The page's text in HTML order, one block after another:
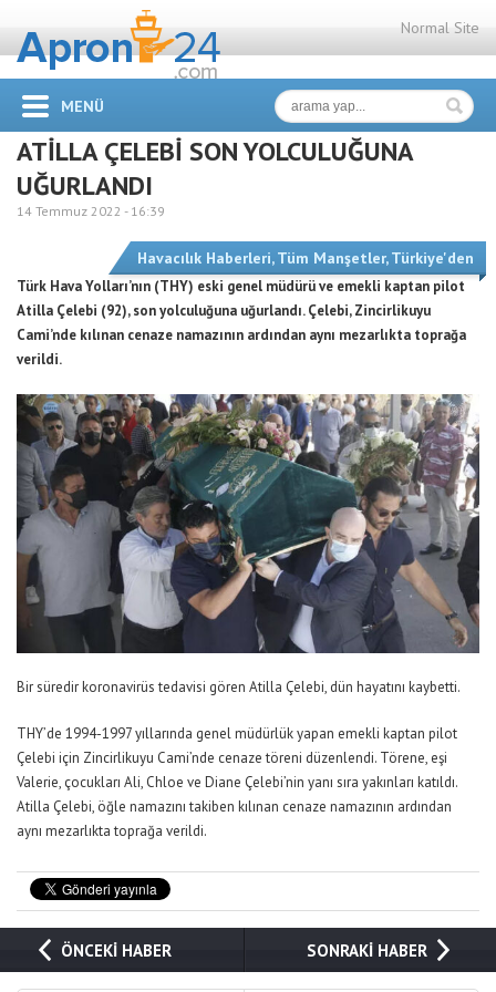
Normal Site
MENÜ
ATİLLA ÇELEBİ SON YOLCULUĞUNA
UĞURLANDI
14 Temmuz 2022 - 16:39
Havacılık Haberleri,Tüm Manşetler,Türkiye'den
Türk Hava Yolları’nın (THY) eski genel müdürü ve emekli kaptan pilot
Atilla Çelebi (92), son yolculuğuna uğurlandı. Çelebi, Zincirlikuyu
Cami’nde kılınan cenaze namazının ardından aynı mezarlıkta toprağa
verildi.
Bir süredir koronavirüs tedavisi gören Atilla Çelebi, dün hayatını kaybetti.
THY’de 1994-1997 yıllarında genel müdürlük yapan emekli kaptan pilot
Çelebi için Zincirlikuyu Cami’nde cenaze töreni düzenlendi. Törene, eşi
Valerie, çocukları Ali, Chloe ve Diane Çelebi’nin yanı sıra yakınları katıldı.
Atilla Çelebi, öğle namazını takiben kılınan cenaze namazının ardından
aynı mezarlıkta toprağa verildi.
ÖNCEKİ HABER SONRAKİ HABER